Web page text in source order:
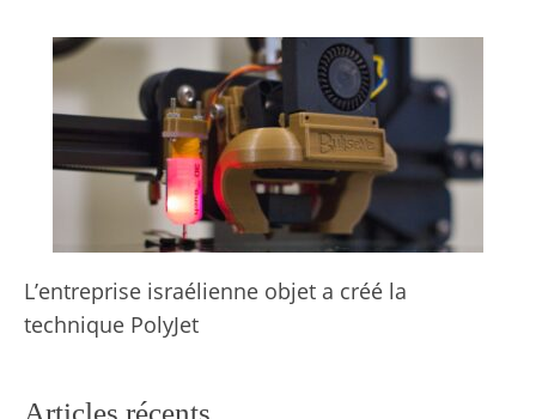
L’entreprise israélienne objet a créé la
technique PolyJet
Articles récents